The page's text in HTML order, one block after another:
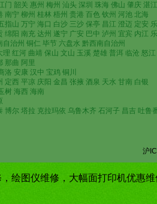
门 韶关 惠州 梅州 汕头 深圳 珠海 佛山 肇庆 湛
南宁 柳州 桂林 梧州 贵港 百色 钦州 河池 北海
指山 万宁 海口 白沙 三沙 保亭 昌江 澄迈 定安
绵阳 南充 达州 遂宁 广安 巴中 泸州 宜宾 内江
治州 铜仁 毕节 六盘水 黔西南自治州
红河 曲靖 保山 文山 玉溪 楚雄 普洱 临沧 怒
那曲 阿里
洛 安康 汉中 宝鸡 铜川
定西 平凉 庆阳 金昌 张掖 酒泉 天水 甘南 白银
树 海西 海南
博尔 塔拉 克拉玛依 乌鲁木齐 石河子 昌吉 吐
沪
，绘图仪维修，大幅面打印机优